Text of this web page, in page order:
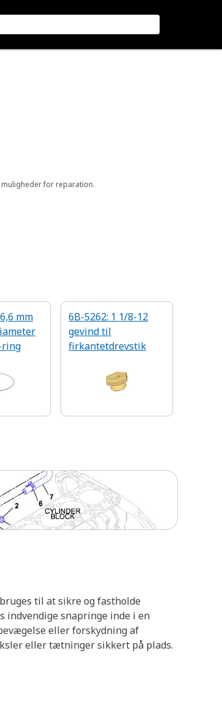
for reparation.
mm
6B-5262: 1 1/8-12
gevind til
firkantetdrevstik
til at sikre og fastholde
indvendige snapringe inde i en
eller forskydning af
eller tætninger sikkert på plads.